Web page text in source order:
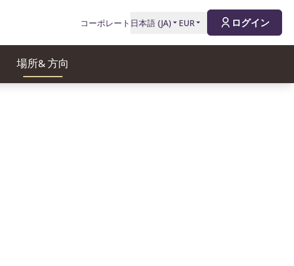
コーポレート 日本語 (JA) EUR ログイン
場所& 方向